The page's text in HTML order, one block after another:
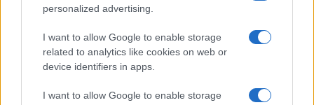
personalized advertising.
I want to allow Google to enable storage
related to analytics like cookies on web or
device identifiers in apps.
I want to allow Google to enable storage
Curiosità
Eclissi totale di sole 2026:
visibilità europea